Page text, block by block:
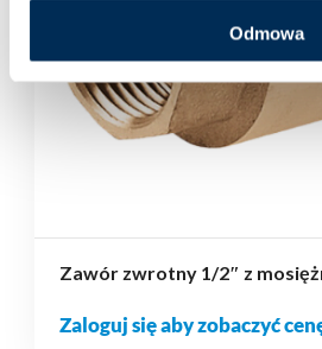
Odmowa
Zawór zwrotny 1/2″ z
Zaloguj się aby zobaczyć